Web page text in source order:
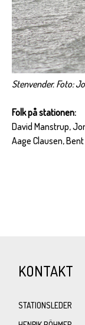
Stenvender. Foto:
Folk på stationen:
David Manstrup,
Aage Clausen,
KONTAKT
STATIONSLEDER